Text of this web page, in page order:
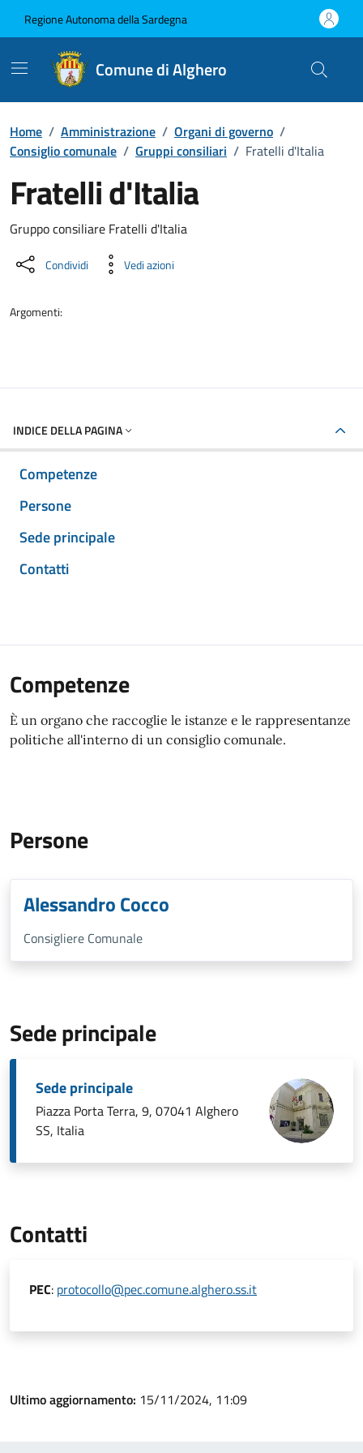
Regione Autonoma della Sardegna
Comune di Alghero
Home / Amministrazione / Organi di governo /
Consiglio comunale / Gruppi consiliari / Fratelli d'Italia
Fratelli d'Italia
Dettaglio dell'unità
Gruppo consiliare Fratelli d'Italia
Condividi Vedi azioni
Argomenti:
INDICE DELLA PAGINA
Competenze
Persone
Sede principale
Contatti
Competenze
È un organo che raccoglie le istanze e le rappresentanze
politiche all'interno di un consiglio comunale.
Persone
Alessandro Cocco
Consigliere Comunale
Sede principale
Sede principale
Piazza Porta Terra, 9, 07041 Alghero
SS, Italia
Contatti
PEC: protocollo@pec.comune.alghero.ss.it
Ultimo aggiornamento: 15/11/2024, 11:09